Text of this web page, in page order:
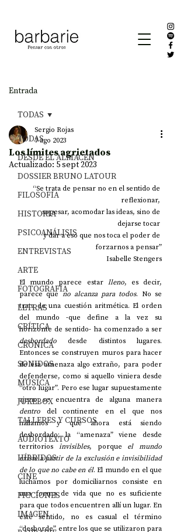
Entrada
TODAS
DESDE EL ALMACÉN
DOSSIER BRUNO LATOUR
FILOSOFÍA
HISTORIA
PSICOANÁLISIS
ENTREVISTAS
ARTE
FOTOGRAFÍA
LETRAS
CRÍTICA
CRÓNICA
SONIDOS
MÚSICA
JUKEBOX
TALLERES Y CURSOS
AUDIOTEXTO
HÍBRIDOS
CINE
FICCIONES
IMAGEN
TODAS
Los límites agrietados
Sergio Rojas
7 ago 2023
Actualizado: 5 sept 2023
“Se trata de pensar no en el sentido de
reflexionar,
sopesar, acomodar las ideas, sino de
dejarse tocar
y dar a eso que nos toca el poder de
forzarnos a pensar”
Isabelle Stengers
El mundo parece estar lleno, es decir,
parece que no alcanza para todos. No se
trata de una cuestión aritmética. El orden
del mundo -que define a la vez su
desbordado desde distintos lugares.
Entonces se construyen muros para hacer
de esa amenaza algo extraño, para poder
defenderse, como si aquello viniera desde
“otro lugar”. Pero ese lugar supuestamente
dentro del continente en el que nos
hallamos y que ahora está siendo
desbordado; la “amenaza” viene desde
territorios invisibles, porque el mundo
existe a partir de la exclusión e invisibilidad
de lo que no cabe en él. El mundo en el que
luchamos por domiciliarnos consiste en
una forma de vida que no es suficiente
para que todos encuentren allí un lugar. En
este sentido, no es casual el término
“desborde” entre los que se utilizaron para